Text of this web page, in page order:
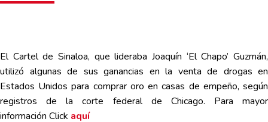
El Cartel de Sinaloa, que lideraba Joaquín ‘El Chapo’ Guzmán,
utilizó algunas de sus ganancias en la venta de drogas en
Estados Unidos para comprar oro en casas de empeño, según
registros de la corte federal de Chicago. Para mayor
información Click aquí